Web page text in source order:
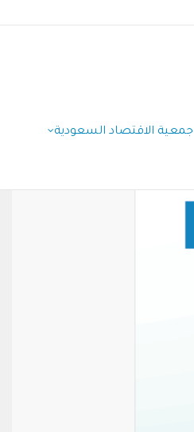
جمعية الاقتصاد السعودية